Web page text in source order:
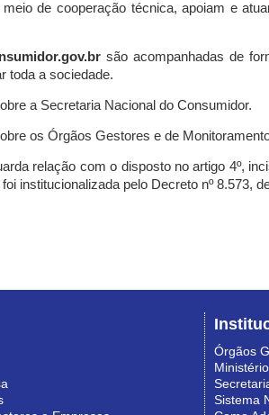
de cooperação técnica, apoiam e
são acompanhadas de
toda a sociedade.
a Secretaria Nacional do Consumidor.
os Órgãos Gestores e de
relação com o disposto no artigo 4º,
institucionalizada pelo Decreto nº 8.573,
Órgãos
Sistema